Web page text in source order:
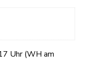
Uhr (WH am